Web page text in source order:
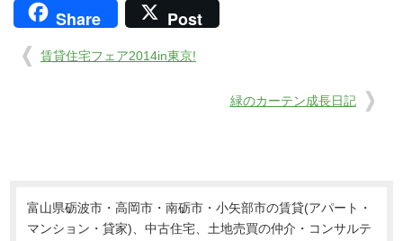
Share Post
賃貸住宅フェア2014in東京!
緑のカーテン成長日記
富山県砺波市・高岡市・南砺市・小矢部市の賃貸(アパート・
マンション・貸家)、中古住宅、土地売買の仲介・コンサルテ